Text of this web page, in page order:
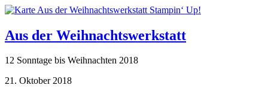
Aus der Weihnachtswerkstatt
12 Sonntage bis Weihnachten 2018
21. Oktober 2018